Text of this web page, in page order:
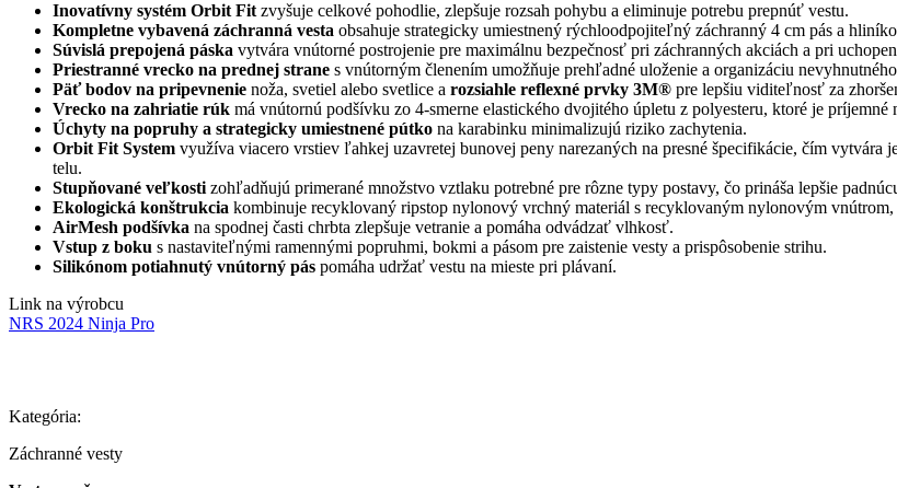
Inovatívny systém Orbit Fit zvyšuje celkové pohodlie, zlepšuje rozsah pohybu a eliminuje potrebu prepnúť vestu.
Kompletne vybavená záchranná vesta obsahuje strategicky umiestnený rýchloodpojiteľný záchranný 4 cm pás a
Súvislá prepojená páska vytvára vnútorné postrojenie pre maximálnu bezpečnosť pri záchranných akciách a pri
Priestranné vrecko na prednej strane s vnútorným členením umožňuje prehľadné uloženie a organizáciu
Päť bodov na pripevnenie noža, svetiel alebo svetlice a rozsiahle reflexné prvky 3M® pre lepšiu viditeľnosť za
Vrecko na zahriatie rúk má vnútornú podšívku zo 4-smerne elastického dvojitého úpletu z polyesteru, ktoré je
Úchyty na popruhy a strategicky umiestnené pútko na karabinku minimalizujú riziko zachytenia.
Orbit Fit System využíva viacero vrstiev ľahkej uzavretej bunovej peny narezaných na presné špecifikácie, čím
telu.
Stupňované veľkosti zohľadňujú primerané množstvo vztlaku potrebné pre rôzne typy postavy, čo prináša lepšie
Ekologická konštrukcia kombinuje recyklovaný ripstop nylonový vrchný materiál s recyklovaným nylonovým
AirMesh podšívka na spodnej časti chrbta zlepšuje vetranie a pomáha odvádzať vlhkosť.
Vstup z boku s nastaviteľnými ramennými popruhmi, bokmi a pásom pre zaistenie vesty a prispôsobenie strihu.
Silikónom potiahnutý vnútorný pás pomáha udržať vestu na mieste pri plávaní.
Link na výrobcu
NRS 2024 Ninja Pro
Kategória:
Záchranné vesty